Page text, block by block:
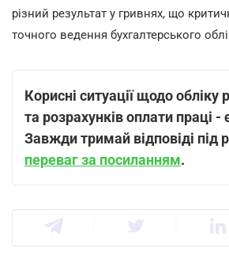
різний результат у гривнях, що
точного ведення бухгалтерського
Корисні ситуації щодо обліку
та розрахунків оплати праці -
Завжди тримай відповіді під
переваг за посиланням.